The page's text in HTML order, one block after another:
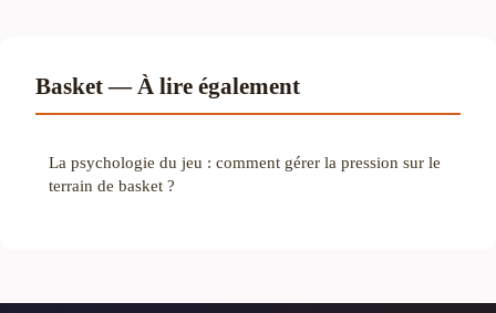
Basket — À lire également
La psychologie du jeu : comment gérer la pression sur le
terrain de basket ?